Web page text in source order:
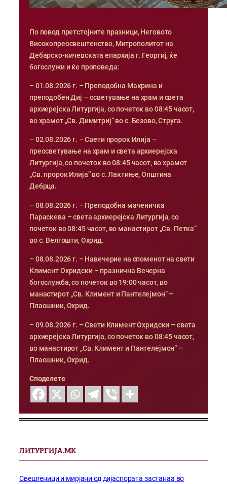
По повод претстојните празници, Неговото
Високопреосвештенство, Митрополитот на
Дебарско-кичевската епархија г. Георгиј, ќе
богослужи и ќе проповеда:
– 01.08.2026 г. – Преподобна Макрина и
преподобен Диј – осветување на храм и света
архиерејска Литургија, со почеток во 08:45 часот,
во храмот „Св. Димитриј“ во с. Безово, Струга.
– 02.08.2026 г. – Свети пророк Илија –
преосветување на храм и света архиерејска
Литургија, со почеток во 08:45 часот, во храмот
„Св. пророк Илија“ во с. Лактиње, Општина
Дебрца.
– 08.08.2026 г. – Преподобна маченичка
Параскева – света архиерејска Литургија, со
почеток во 08:45 часот, во манастирот „Св. Петка“
во с. Велгошти, Охрид.
– 08.08.2026 г. – Навечерие на споменот на свети
Климент Охридски – празнична Вечерна
богослужба, со почеток во 19:00 часот, во
манастирот „Св. Климент и Пантелејмон“ –
Плаошник, Охрид.
– 09.08.2026 г. – Свети Климент Охридски – света
архиерејска Литургија, со почеток во 08:45 часот,
во манастирот „Св. Климент и Пантелејмон“ –
Плаошник, Охрид.
Споделете
ЛИТУРГИЈА.МК
Свештеници и мирјани од дијаспората застанаа во